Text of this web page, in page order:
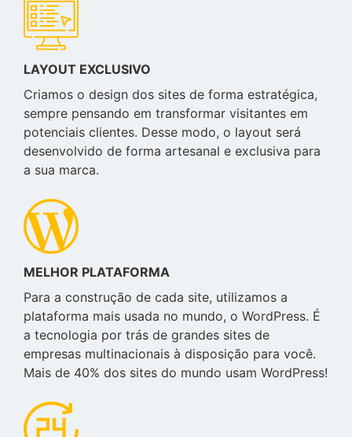
LAYOUT EXCLUSIVO
Criamos o design dos sites de forma estratégica,
sempre pensando em transformar visitantes em
potenciais clientes. Desse modo, o layout será
desenvolvido de forma artesanal e exclusiva para
a sua marca.
MELHOR PLATAFORMA
Para a construção de cada site, utilizamos a
plataforma mais usada no mundo, o WordPress. É
a tecnologia por trás de grandes sites de
empresas multinacionais à disposição para você.
Mais de 40% dos sites do mundo usam WordPress!